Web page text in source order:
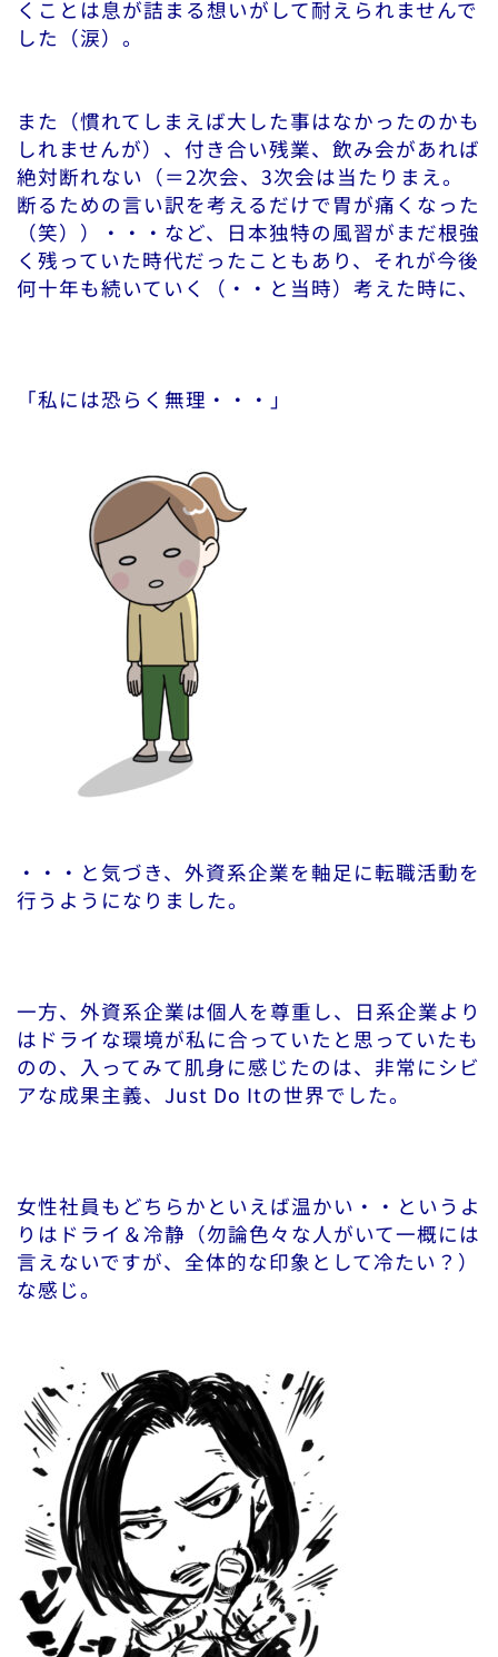
くことは息が詰まる想いがして耐えられませんで
した（涙）。
また（慣れてしまえば大した事はなかったのかも
しれませんが）、付き合い残業、飲み会があれば
絶対断れない（＝2次会、3次会は当たりまえ。
断るための言い訳を考えるだけで胃が痛くなった
（笑））・・・など、日本独特の風習がまだ根強
く残っていた時代だったこともあり、それが今後
何十年も続いていく（・・と当時）考えた時に、
「私には恐らく無理・・・」
・・・と気づき、外資系企業を軸足に転職活動を
行うようになりました。
一方、外資系企業は個人を尊重し、日系企業より
はドライな環境が私に合っていたと思っていたも
のの、入ってみて肌身に感じたのは、非常にシビ
アな成果主義、Just Do Itの世界でした。
女性社員もどちらかといえば温かい・・というよ
りはドライ＆冷静（勿論色々な人がいて一概には
言えないですが、全体的な印象として冷たい？）
な感じ。